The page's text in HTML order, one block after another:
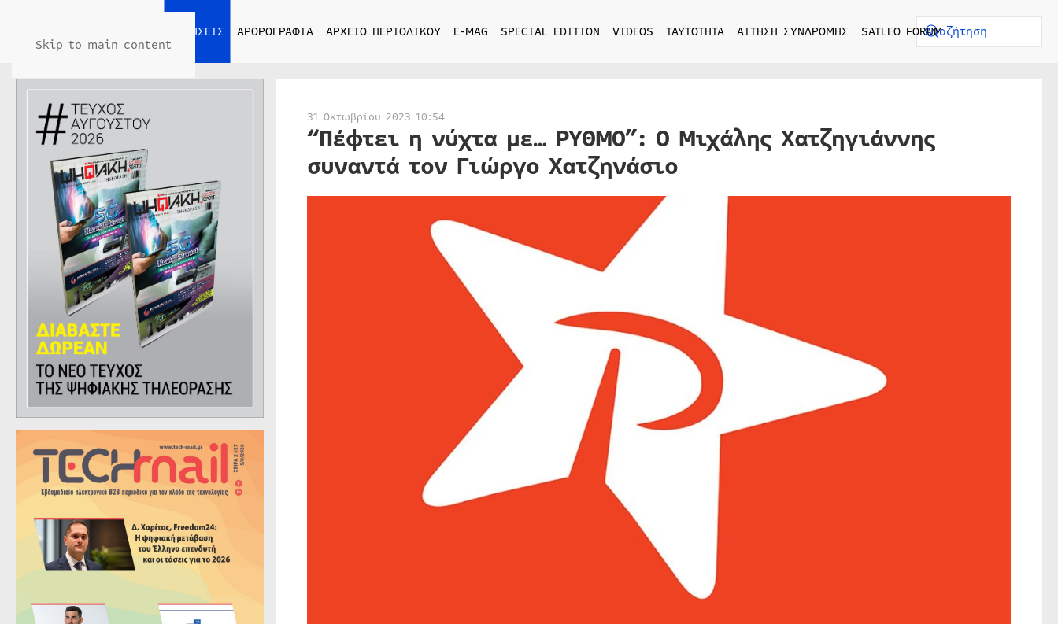
Skip to main content
ΕΙΔΗΣΕΙΣ ΑΡΘΡΟΓΡΑΦΙΑ ΑΡΧΕΙΟ ΠΕΡΙΟΔΙΚΟΥ E-MAG SPECIAL EDITION VIDEOS ΤΑΥΤΟΤΗΤΑ ΑΙΤΗΣΗ ΣΥΝΔΡΟΜΗΣ SATLEO FORUM
31 Οκτωβρίου 2023 10:54
“Πέφτει η νύχτα με… ΡΥΘΜΟ”: Ο Μιχάλης Χατζηγιάννης
συναντά τον Γιώργο Χατζηνάσιο